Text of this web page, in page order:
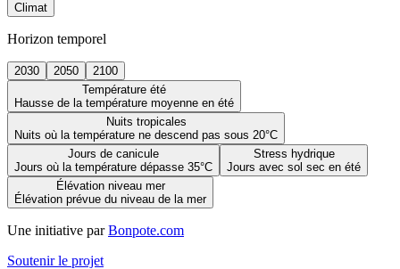
Climat
Horizon temporel
2030 2050
2100
Température été
Hausse de la température moyenne en été
Nuits tropicales
Nuits où la température ne descend pas sous 20°C
Jours de canicule
Jours où la température dépasse 35°C
Stress hydrique
Jours avec sol sec en été
Élévation niveau mer
Élévation prévue du niveau de la mer
Une initiative par Bonpote.com
Soutenir le projet